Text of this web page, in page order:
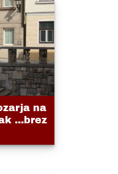
na
...brez